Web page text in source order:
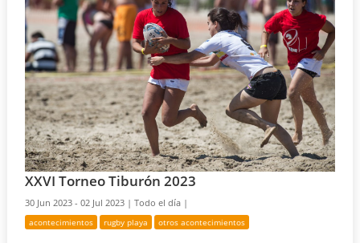
XXVI Torneo Tiburón 2023
30 Jun 2023 - 02 Jul 2023 |Todo el día |
acontecimientos rugby playa otros acontecimientos